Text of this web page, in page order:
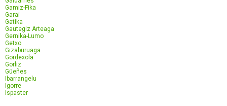
Gamiz-Fika
Garai
Gatika
Gautegiz Arteaga
Gernika-Lumo
Getxo
Gizaburuaga
Gordexola
Gorliz
Güeñes
Ibarrangelu
Igorre
Ispaster